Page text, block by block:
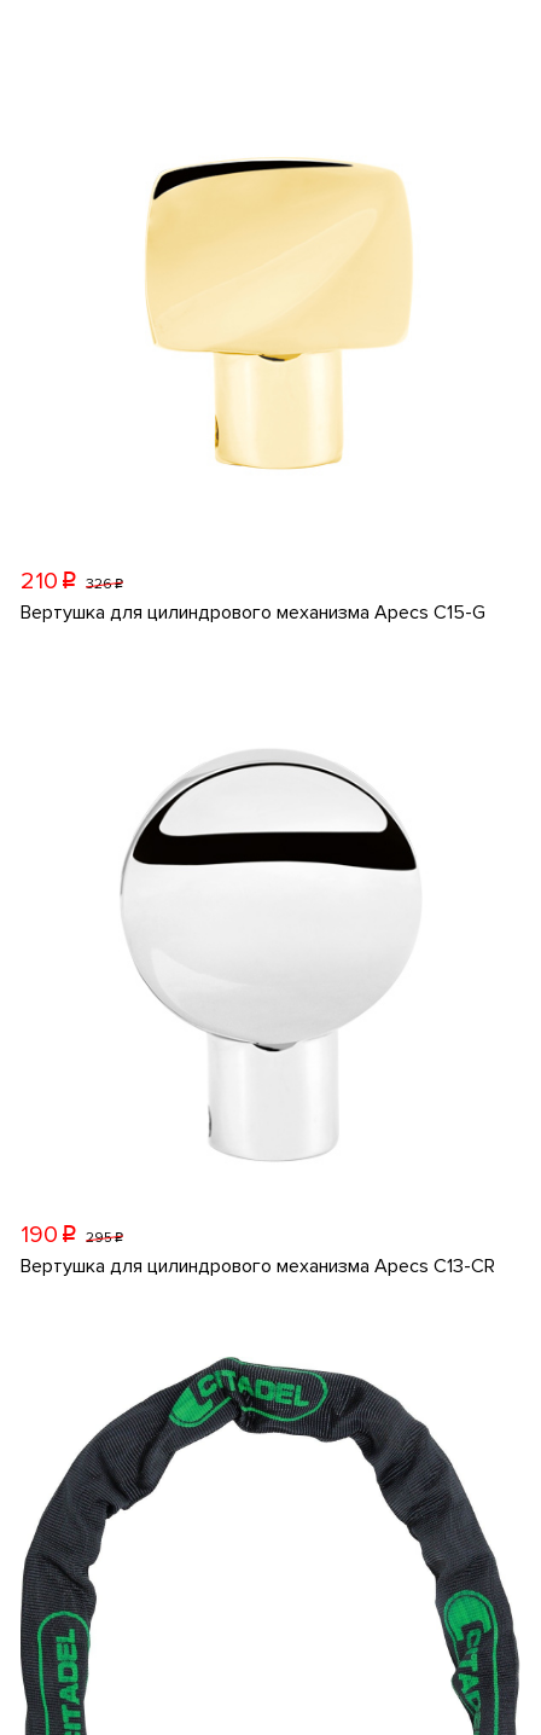
210 p 326p
Вертушка для цилиндрового механизма Apecs C15-G
190 p 295p
Вертушка для цилиндрового механизма Apecs C13-CR